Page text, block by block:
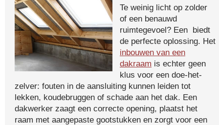
Te weinig licht op zolder
of een benauwd
ruimtegevoel? Een biedt
de perfecte oplossing. Het
inbouwen van een
dakraam is echter geen
klus voor een doe-het-
zelver: fouten in de aansluiting kunnen leiden tot
lekken, koudebruggen of schade aan het dak. Een
dakwerker zaagt een correcte opening, plaatst het
raam met aangepaste gootstukken en zorgt voor een